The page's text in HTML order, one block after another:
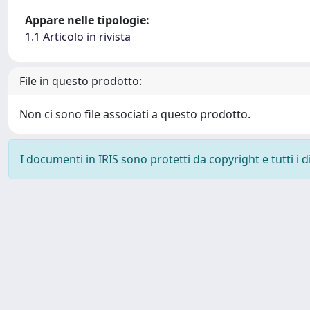
Appare nelle tipologie:
1.1 Articolo in rivista
File in questo prodotto:
Non ci sono file associati a questo prodotto.
I documenti in IRIS sono protetti da copyright e tutti i